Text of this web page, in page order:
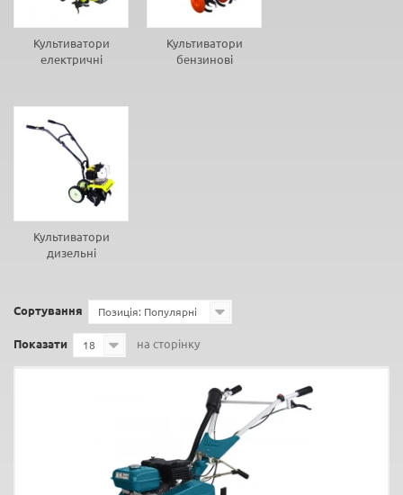
Культиватори
електричні
Культиватори
бензинові
Культиватори
дизельні
Сортування Позиція: Популярні
Показати 18 на сторінку